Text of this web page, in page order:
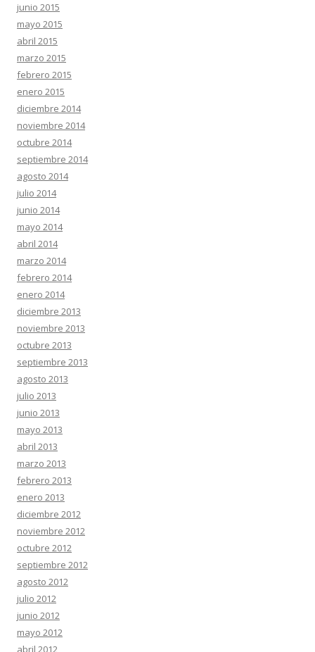
junio 2015
mayo 2015
abril 2015
marzo 2015
febrero 2015
enero 2015
diciembre 2014
noviembre 2014
octubre 2014
septiembre 2014
agosto 2014
julio 2014
junio 2014
mayo 2014
abril 2014
marzo 2014
febrero 2014
enero 2014
diciembre 2013
noviembre 2013
octubre 2013
septiembre 2013
agosto 2013
julio 2013
junio 2013
mayo 2013
abril 2013
marzo 2013
febrero 2013
enero 2013
diciembre 2012
noviembre 2012
octubre 2012
septiembre 2012
agosto 2012
julio 2012
junio 2012
mayo 2012
abril 2012